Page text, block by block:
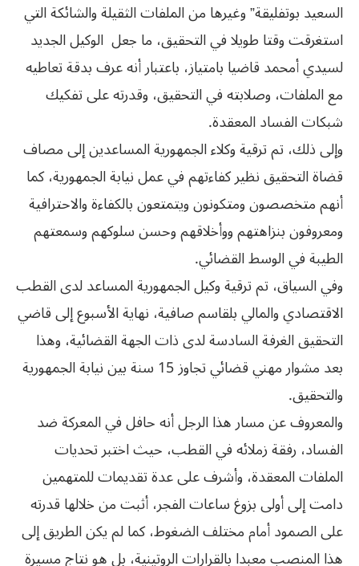
السعيد بوتفليقة” وغيرها من الملفات الثقيلة والشائكة التي
استغرقت وقتا طويلا في التحقيق، ما جعل الوكيل الجديد
لسيدي أمحمد قاضيا بامتياز، باعتبار أنه عرف بدقة تعاطيه
مع الملفات، وصلابته في التحقيق، وقدرته على تفكيك
شبكات الفساد المعقدة.
وإلى ذلك، تم ترقية وكلاء الجمهورية المساعدين إلى مصاف
قضاة التحقيق نظير كفاءتهم في عمل نيابة الجمهورية، كما
أنهم متخصصون ومتكونون ويتمتعون بالكفاءة والاحترافية
ومعروفون بنزاهتهم ووأخلاقهم وحسن سلوكهم وسمعتهم
الطيبة في الوسط القضائي.
وفي السياق، تم ترقية وكيل الجمهورية المساعد لدى القطب
الاقتصادي والمالي بلقاسم صافية، نهاية الأسبوع إلى قاضي
التحقيق الغرفة السادسة لدى ذات الجهة القضائية، وهذا
بعد مشوار مهني قضائي تجاوز 15 سنة بين نيابة الجمهورية
والتحقيق.
والمعروف عن مسار هذا الرجل أنه حافل في المعركة ضد
الفساد، رفقة زملائه في القطب، حيث اختبر تحديات
الملفات المعقدة، وأشرف على عدة تقديمات للمتهمين
دامت إلى أولى بزوغ ساعات الفجر، أثبت من خلالها قدرته
على الصمود أمام مختلف الضغوط، كما لم يكن الطريق إلى
هذا المنصب معبدا بالقرارات الروتينية، بل هو نتاج مسيرة